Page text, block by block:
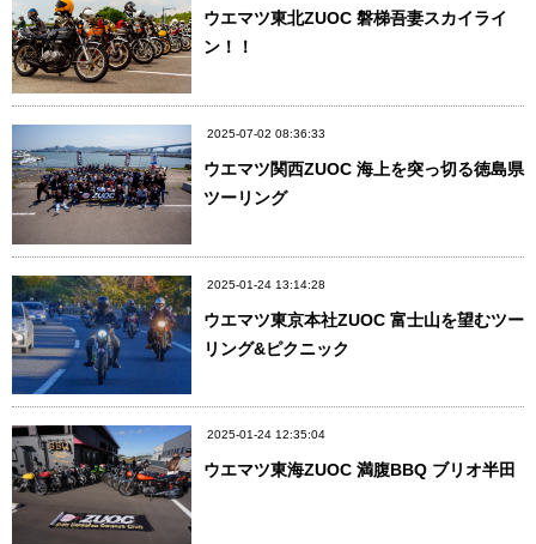
ウエマツ東北ZUOC 磐梯吾妻スカイライ
ン！！
2025-07-02 08:36:33
ウエマツ関西ZUOC 海上を突っ切る徳島県
ツーリング
2025-01-24 13:14:28
ウエマツ東京本社ZUOC 富士山を望むツー
リング&ピクニック
2025-01-24 12:35:04
ウエマツ東海ZUOC 満腹BBQ ブリオ半田